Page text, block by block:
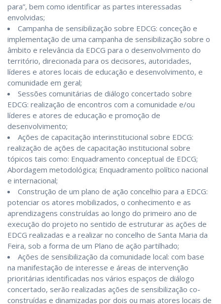
para”, bem como identificar as partes interessadas
envolvidas;
Campanha de sensibilização sobre EDCG: conceção e
implementação de uma campanha de sensibilização sobre o
âmbito e relevância da EDCG para o desenvolvimento do
território, direcionada para os decisores, autoridades,
líderes e atores locais de educação e desenvolvimento, e
comunidade em geral;
Sessões comunitárias de diálogo concertado sobre
EDCG: realização de encontros com a comunidade e/ou
líderes e atores de educação e promoção de
desenvolvimento;
Ações de capacitação interinstitucional sobre EDCG:
realização de ações de capacitação institucional sobre
tópicos tais como: Enquadramento conceptual de EDCG;
Abordagem metodológica; Enquadramento político nacional
e internacional;
Construção de um plano de ação concelhio para a EDCG:
potenciar os atores mobilizados, o conhecimento e as
aprendizagens construídas ao longo do primeiro ano de
execução do projeto no sentido de estruturar as ações de
EDCG realizadas e a realizar no concelho de Santa Maria da
Feira, sob a forma de um Plano de ação partilhado;
Ações de sensibilização da comunidade local: com base
na manifestação de interesse e áreas de intervenção
prioritárias identificadas nos vários espaços de diálogo
concertado, serão realizadas ações de sensibilização co-
construídas e dinamizadas por dois ou mais atores locais de